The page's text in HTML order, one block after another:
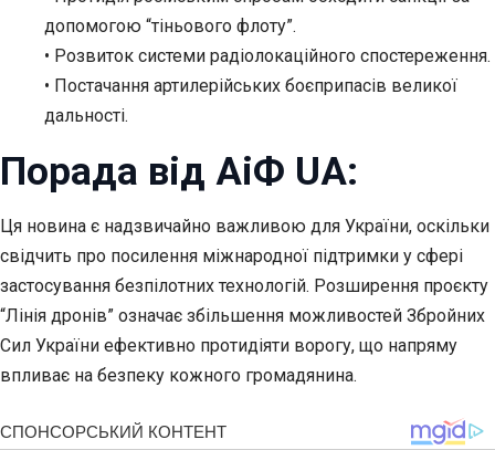
допомогою “тіньового флоту”.
• Розвиток системи радіолокаційного спостереження.
• Постачання артилерійських боєприпасів великої
дальності.
Порада від АіФ UA:
Ця новина є надзвичайно важливою для України, оскільки
свідчить про посилення міжнародної підтримки у сфері
застосування безпілотних технологій. Розширення проєкту
“Лінія дронів” означає збільшення можливостей Збройних
Сил України ефективно протидіяти ворогу, що напряму
впливає на безпеку кожного громадянина.